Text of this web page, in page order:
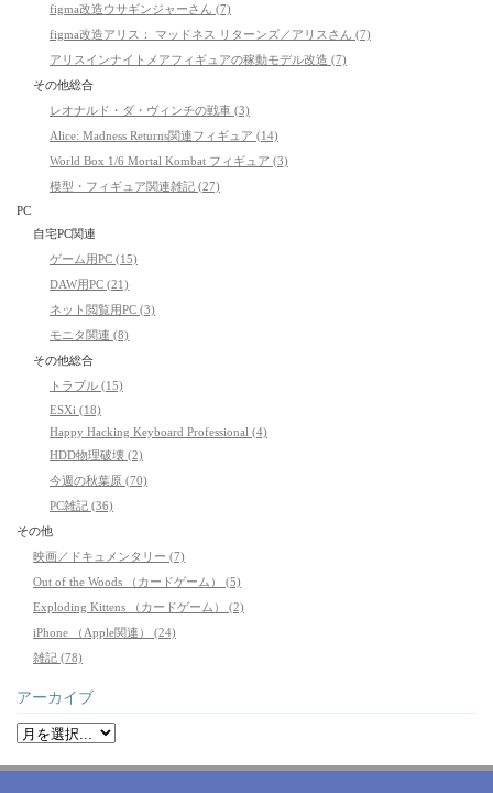
figma改造ウサギンジャーさん (7)
figma改造アリス： マッドネス リターンズ／アリスさん (7)
アリスインナイトメアフィギュアの稼動モデル改造 (7)
その他総合
レオナルド・ダ・ヴィンチの戦車 (3)
Alice: Madness Returns関連フィギュア (14)
World Box 1/6 Mortal Kombat フィギュア (3)
模型・フィギュア関連雑記 (27)
PC
自宅PC関連
ゲーム用PC (15)
DAW用PC (21)
ネット閲覧用PC (3)
モニタ関連 (8)
その他総合
トラブル (15)
ESXi (18)
Happy Hacking Keyboard Professional (4)
HDD物理破壊 (2)
今週の秋葉原 (70)
PC雑記 (36)
その他
映画／ドキュメンタリー (7)
Out of the Woods （カードゲーム） (5)
Exploding Kittens （カードゲーム） (2)
iPhone （Apple関連） (24)
雑記 (78)
アーカイブ